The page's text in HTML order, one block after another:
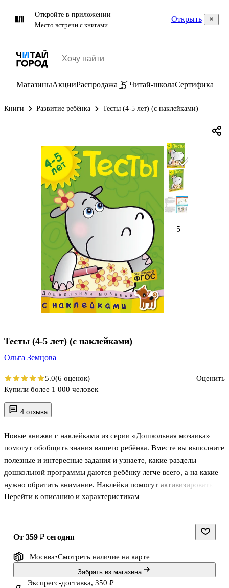
Откройте в приложении
Место встречи с книгами
Открыть
МагазиныАкцииРаспродажа Читай-школаСертификаты
Книги Развитие ребёнка Тесты (4-5 лет) (с наклейками)
+5
4 отзыва
Новые книжки с наклейками из серии «Дошкольная мозаика»
помогут обобщить знания вашего ребёнка. Вместе вы выполните
полезные и интересные задания и узнаете, какие разделы
дошкольной программы даются ребёнку легче всего, а на какие
нужно обратить внимание. Наклейки помогут активизировать
зрительное, слуховое и тактильное восприятие, а значит,
«Тесты» составлены по разделам: мышление, грамота, развитие
внимание, память. Ребёнок ответит на вопросы по различным
темам, научится размышлять и решать логические задачки,
Перейти к описанию и характеристикам
Тесты (4-5 лет) (с наклейками)
Ольга Земцова
5.0(6 оценок)
Оценить
Купили более 1 000 человек
от 359 ₽ сегодня
Москва Смотреть наличие на карте
Забрать из магазина
Экспресс-доставка, 350 ₽